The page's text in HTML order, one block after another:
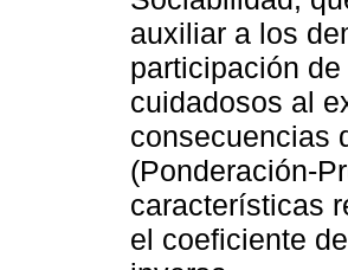
auxiliar a los
participación
cuidadosos al
consecuencias
(Ponderación-
características
el coeficiente